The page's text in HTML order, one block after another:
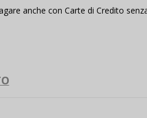
anche con Carte di Credito